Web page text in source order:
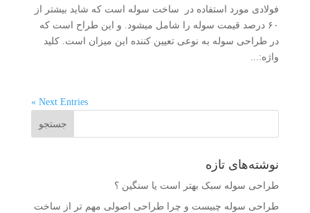
فولادی مورد استفاده در ساخت سوله است که شاید بیشتر از
۶۰ درصد قیمت سوله را شامل میشود. و این طراح است که
در طراحی سوله به نوعی تعیین کننده این میزان است. کلید
واژه:...
Next Entries »
نوشته‌های تازه
طراحی سوله سبک بهتر است یا سنگین ؟
طراحی سوله چبیست و چرا طراحی اصولی مهم تر از ساخت